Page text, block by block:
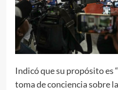
Indicó que su propósito es
toma de conciencia sobre